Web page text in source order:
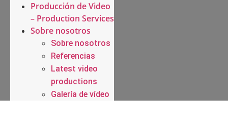
Producción de Video
– Production Services
Sobre nosotros
Sobre nosotros
Referencias
Latest video
productions
Galería de vídeo